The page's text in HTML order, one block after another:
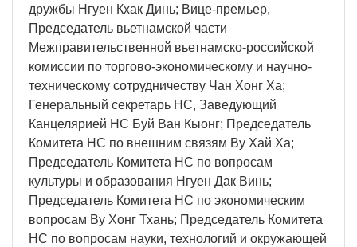
дружбы Нгуен Кхак Динь; Вице-премьер,
Председатель вьетнамской части
Межправительственной вьетнамско-российской
комиссии по торгово-экономическому и научно-
техническому сотрудничеству Чан Хонг Ха;
Генеральный секретарь НС, Заведующий
Канцелярией НС Буй Ван Кыонг; Председатель
Комитета НС по внешним связям Ву Хай Ха;
Председатель Комитета НС по вопросам
культуры и образования Нгуен Дак Винь;
Председатель Комитета НС по экономическим
вопросам Ву Хонг Тхань; Председатель Комитета
НС по вопросам науки, технологий и окружающей